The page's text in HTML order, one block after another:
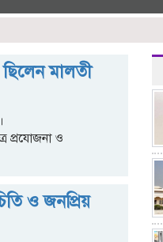
মালতী
প্রযোজনা ও
ও জনপ্রিয়